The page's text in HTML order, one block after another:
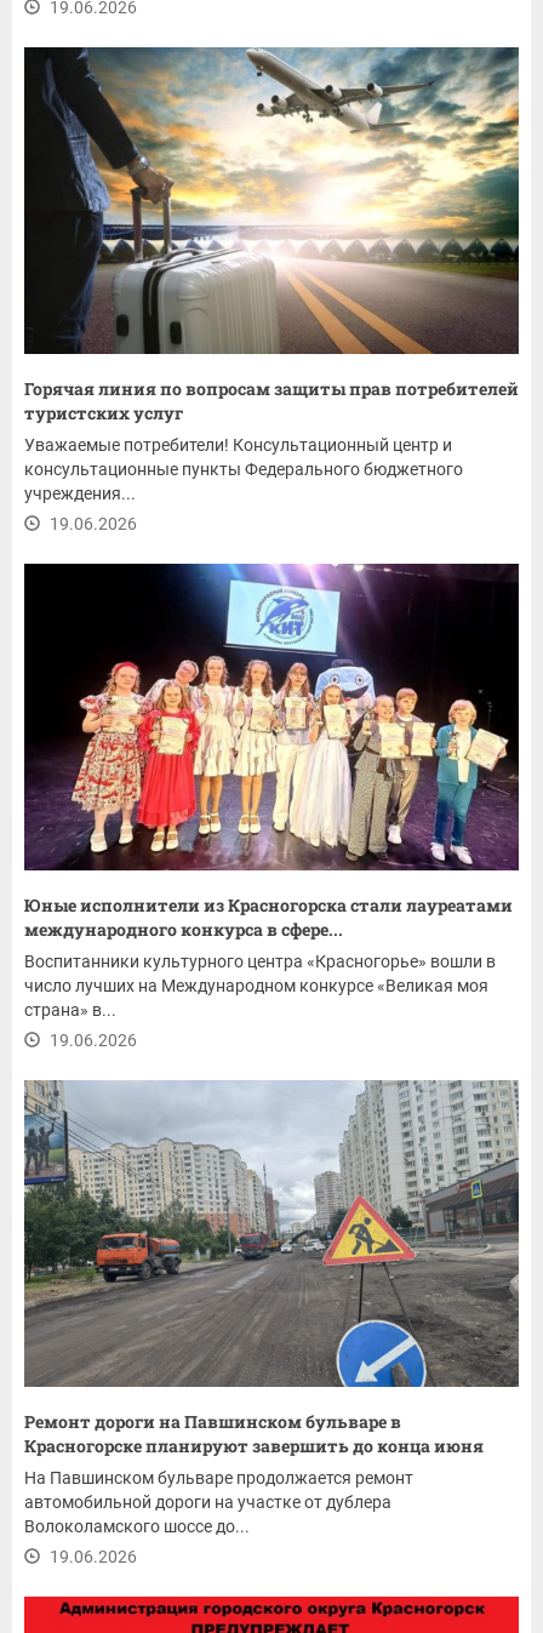
19.06.2026
Горячая линия по вопросам защиты прав потребителей
туристских услуг
Уважаемые потребители! Консультационный центр и
консультационные пункты Федерального бюджетного
учреждения...
19.06.2026
Юные исполнители из Красногорска стали лауреатами
международного конкурса в сфере...
Воспитанники культурного центра «Красногорье» вошли в
число лучших на Международном конкурсе «Великая моя
страна» в...
19.06.2026
Ремонт дороги на Павшинском бульваре в
Красногорске планируют завершить до конца июня
На Павшинском бульваре продолжается ремонт
автомобильной дороги на участке от дублера
Волоколамского шоссе до...
19.06.2026